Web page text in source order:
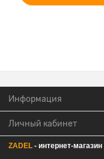
Информация
Личный кабинет
ZADEL - интернет-магазин